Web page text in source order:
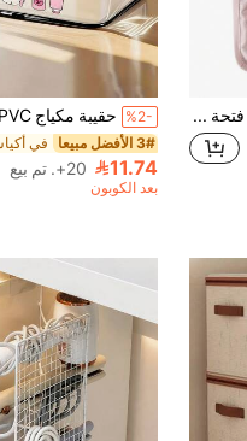
حقيبة مكياج كبيرة السعة ذات فتحة واسعة وفضفاضة، حقيبة مستحضرات تجميل متعددة الجيوب، حقيبة سفر وأعمال متعددة الوظائف كبيرة السعة، حقيبة تخزين مستحضرات تجميل ذات لون واحد، منظم مستلزمات السفر يحتفظ بأحمر الشفاه ومستحضرات التجميل وفرش المكياج، كيس، كيس مكياج، مستلزمات سفر %2-
3# الأفضل مبيعا
11.74 20+. تم بيع
بعد الكوبون